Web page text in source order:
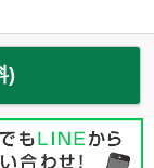
)